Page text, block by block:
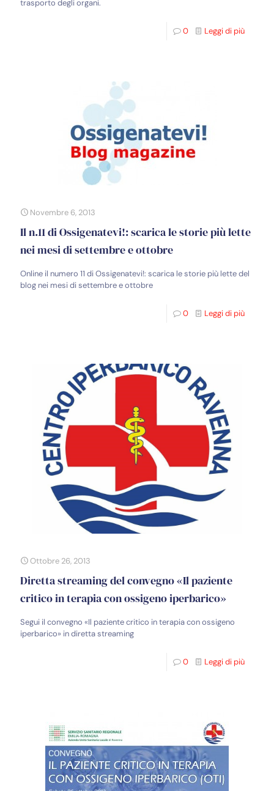
trasporto degli organi.
0 Leggi di più
Novembre 6, 2013
Il n.11 di Ossigenatevi!: scarica le storie più lette
nei mesi di settembre e ottobre
Online il numero 11 di Ossigenatevi!: scarica le storie più lette del
blog nei mesi di settembre e ottobre
0 Leggi di più
Ottobre 26, 2013
Diretta streaming del convegno «Il paziente
critico in terapia con ossigeno iperbarico»
Segui il convegno «Il paziente critico in terapia con ossigeno
iperbarico» in diretta streaming
0 Leggi di più